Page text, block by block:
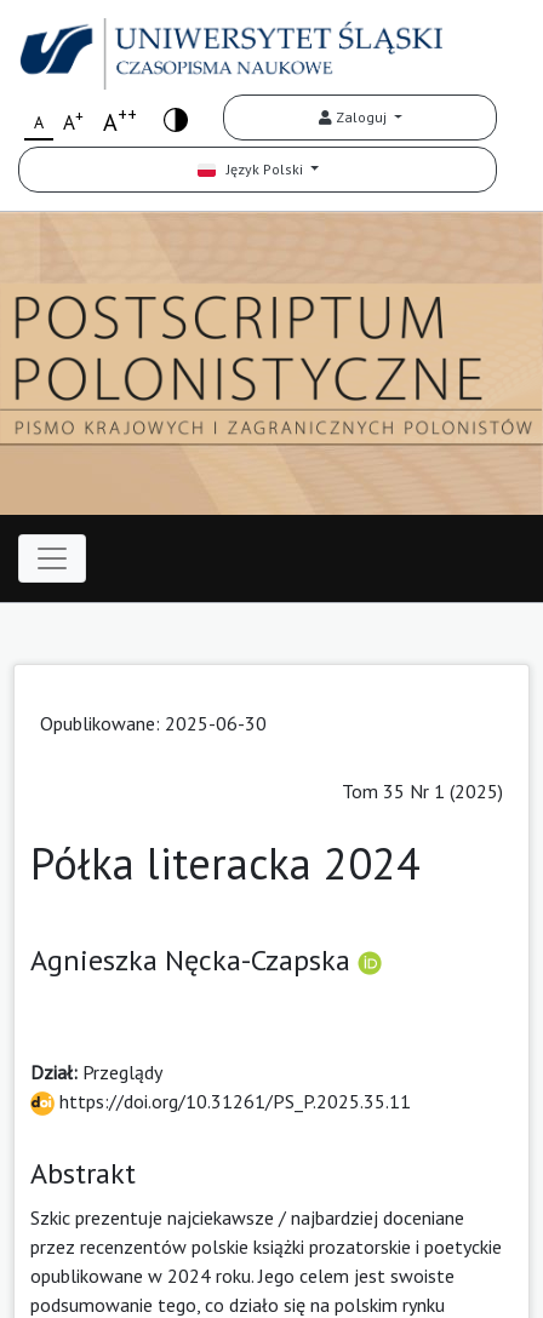
A A+ A++ Zaloguj
Język Polski
Opublikowane: 2025-06-30
Tom 35 Nr 1 (2025)
Półka literacka 2024
Agnieszka Nęcka-Czapska
Dział: Przeglądy
https://doi.org/10.31261/PS_P.2025.35.11
Abstrakt
Szkic prezentuje najciekawsze / najbardziej doceniane
przez recenzentów polskie książki prozatorskie i poetyckie
opublikowane w 2024 roku. Jego celem jest swoiste
podsumowanie tego, co działo się na polskim rynku